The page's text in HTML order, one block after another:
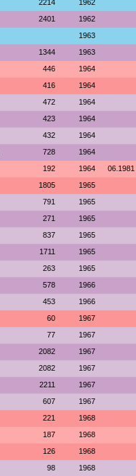
2214 1962
2401 1962
1963
1344 1963
446 1964
416 1964
472 1964
423 1964
432 1964
728 1964
192 1964 06.1981
1805 1965
791 1965
271 1965
837 1965
1711 1965
263 1965
578 1966
453 1966
60 1967
77 1967
2082 1967
2082 1967
2211 1967
607 1967
221 1968
187 1968
126 1968
98 1968